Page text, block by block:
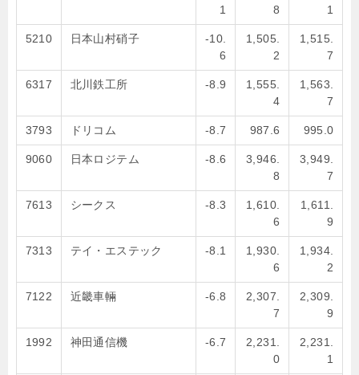
1
8
1
5210 日本山村硝子
-10.
6
1,505.
2
1,515.
7
6317 北川鉄工所 -8.9
1,555.
4
1,563.
7
3793 ドリコム -8.7 987.6 995.0
9060 日本ロジテム -8.6
3,946.
8
3,949.
7
7613 シークス -8.3
1,610.
6
1,611.
9
7313 テイ・エステック -8.1
1,930.
6
1,934.
2
7122 近畿車輛 -6.8
2,307.
7
2,309.
9
1992 神田通信機 -6.7
2,231.
0
2,231.
1